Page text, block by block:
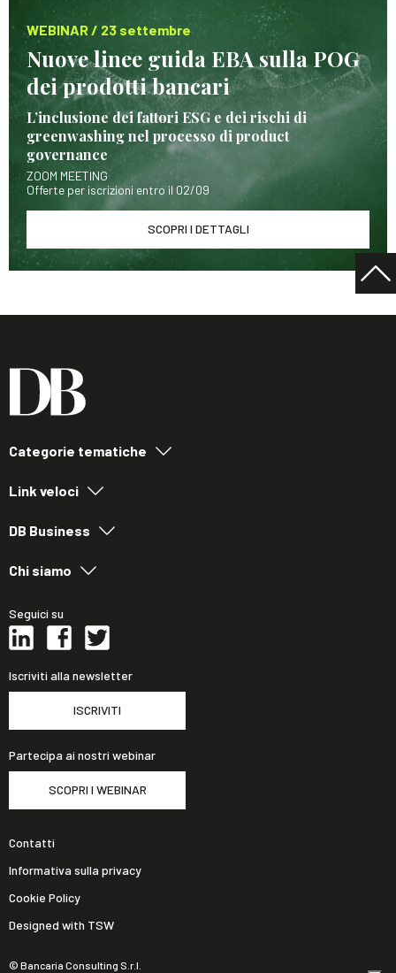
WEBINAR / 23 settembre
Nuove linee guida EBA sulla POG
dei prodotti bancari
L’inclusione dei fattori ESG e dei rischi di
greenwashing nel processo di product
governance
ZOOM MEETING
Offerte per iscrizioni entro il 02/09
SCOPRI I DETTAGLI
Categorie tematiche
Link veloci
DB Business
Chi siamo
Seguici su
Iscriviti alla newsletter
ISCRIVITI
Partecipa ai nostri webinar
SCOPRI I WEBINAR
© Bancaria Consulting S.r.l.
Contatti
Informativa sulla privacy
Cookie Policy
Designed with TSW